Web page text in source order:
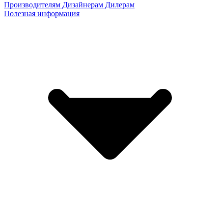
Производителям Дизайнерам Дилерам
Полезная информация